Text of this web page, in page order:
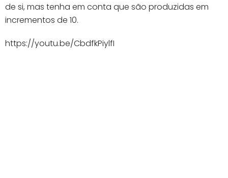
de si, mas tenha em conta que são produzidas em
incrementos de 10.
https://youtu.be/CbdfkPiylfI